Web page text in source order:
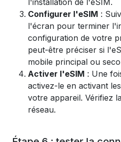
l'installation de l'eSIM.
Configurer l'eSIM :
l'écran pour terminer
configuration de votre
peut-être préciser si
mobile principal ou
Activer l'eSIM : Une
activez-le en activant
votre appareil. Vérifiez
réseau.